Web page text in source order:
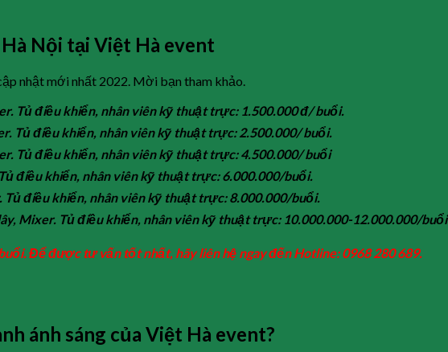
Nội tại Việt Hà event
nhật mới nhất 2022. Mời bạn tham khảo.
Tủ điều khiển, nhân viên kỹ thuật trực: 1.500.000 đ/ buổi.
Tủ điều khiển, nhân viên kỹ thuật trực: 2.500.000/ buổi.
Tủ điều khiển, nhân viên kỹ thuật trực: 4.500.000/ buổi
điều khiển, nhân viên kỹ thuật trực: 6.000.000/buổi.
Tủ điều khiển, nhân viên kỹ thuật trực: 8.000.000/buổi.
Mixer. Tủ điều khiển, nhân viên kỹ thuật trực: 10.000.000-12.000.000/buổi
Để được tư vấn tốt nhất, hãy liên hệ ngay đến Hotline: 0968 280 689.
ánh sáng của Việt Hà event?